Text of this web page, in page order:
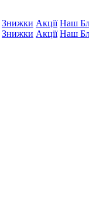
Знижки Акції Наш
Знижки Акції Наш